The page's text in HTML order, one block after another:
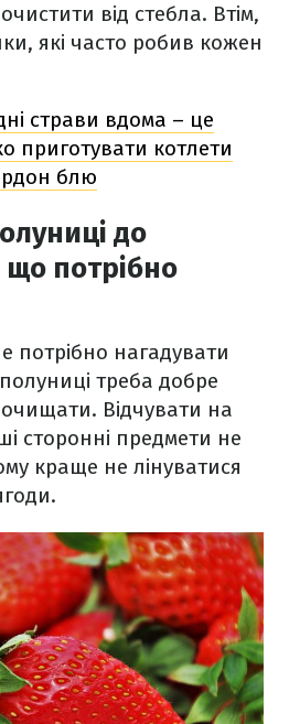
від стебла. Втім,
які часто робив кожен
страви вдома – це
приготувати котлети
блю
до
потрібно
потрібно нагадувати
треба добре
Відчувати на
сторонні предмети не
краще не лінуватися